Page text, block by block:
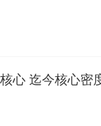
心 迄今核心密